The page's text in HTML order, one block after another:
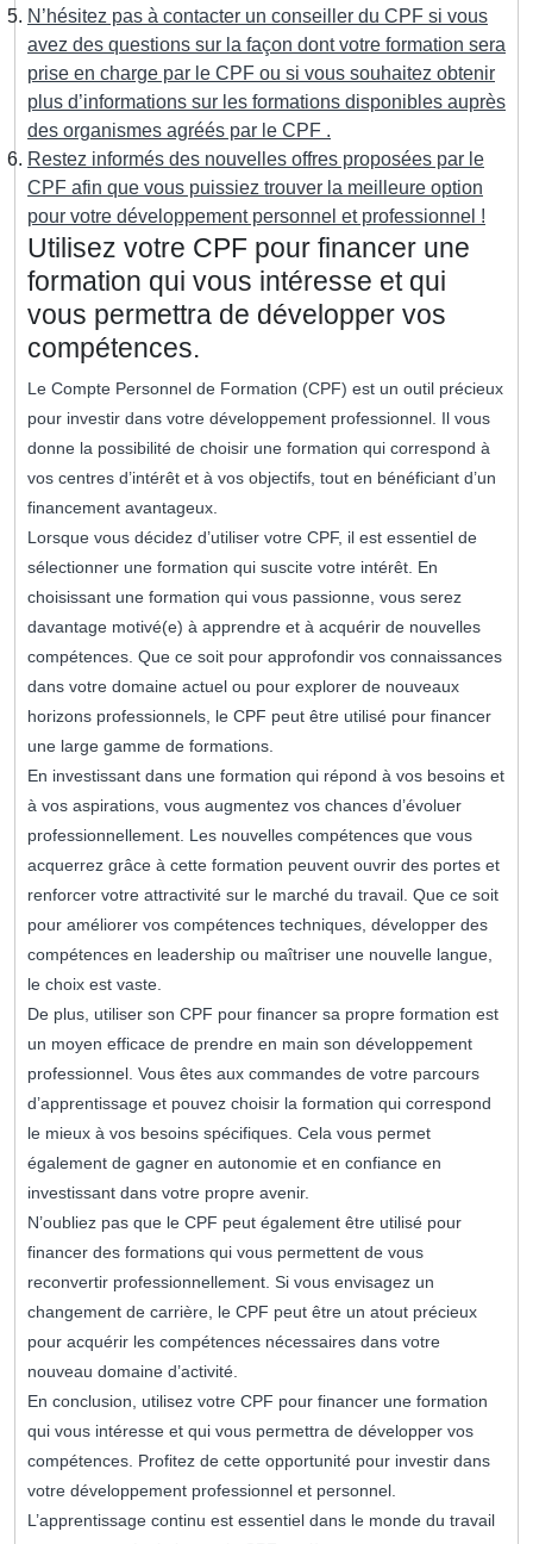
N’hésitez pas à contacter un conseiller du CPF si vous
avez des questions sur la façon dont votre formation sera
prise en charge par le CPF ou si vous souhaitez obtenir
plus d’informations sur les formations disponibles auprès
des organismes agréés par le CPF .
Restez informés des nouvelles offres proposées par le
CPF afin que vous puissiez trouver la meilleure option
pour votre développement personnel et professionnel !
Utilisez votre CPF pour financer une
formation qui vous intéresse et qui
vous permettra de développer vos
compétences.
Le Compte Personnel de Formation (CPF) est un outil précieux
pour investir dans votre développement professionnel. Il vous
donne la possibilité de choisir une formation qui correspond à
vos centres d’intérêt et à vos objectifs, tout en bénéficiant d’un
financement avantageux.
Lorsque vous décidez d’utiliser votre CPF, il est essentiel de
sélectionner une formation qui suscite votre intérêt. En
choisissant une formation qui vous passionne, vous serez
davantage motivé(e) à apprendre et à acquérir de nouvelles
compétences. Que ce soit pour approfondir vos connaissances
dans votre domaine actuel ou pour explorer de nouveaux
horizons professionnels, le CPF peut être utilisé pour financer
une large gamme de formations.
En investissant dans une formation qui répond à vos besoins et
à vos aspirations, vous augmentez vos chances d’évoluer
professionnellement. Les nouvelles compétences que vous
acquerrez grâce à cette formation peuvent ouvrir des portes et
renforcer votre attractivité sur le marché du travail. Que ce soit
pour améliorer vos compétences techniques, développer des
compétences en leadership ou maîtriser une nouvelle langue,
le choix est vaste.
De plus, utiliser son CPF pour financer sa propre formation est
un moyen efficace de prendre en main son développement
professionnel. Vous êtes aux commandes de votre parcours
d’apprentissage et pouvez choisir la formation qui correspond
le mieux à vos besoins spécifiques. Cela vous permet
également de gagner en autonomie et en confiance en
investissant dans votre propre avenir.
N’oubliez pas que le CPF peut également être utilisé pour
financer des formations qui vous permettent de vous
reconvertir professionnellement. Si vous envisagez un
changement de carrière, le CPF peut être un atout précieux
pour acquérir les compétences nécessaires dans votre
nouveau domaine d’activité.
En conclusion, utilisez votre CPF pour financer une formation
qui vous intéresse et qui vous permettra de développer vos
compétences. Profitez de cette opportunité pour investir dans
votre développement professionnel et personnel.
L’apprentissage continu est essentiel dans le monde du travail